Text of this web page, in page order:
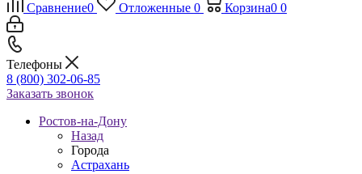
Сравнение0 Отложенные 0 Корзина0 0
Телефоны
8 (800) 302-06-85
Заказать звонок
Ростов-на-Дону
Назад
Города
Астрахань